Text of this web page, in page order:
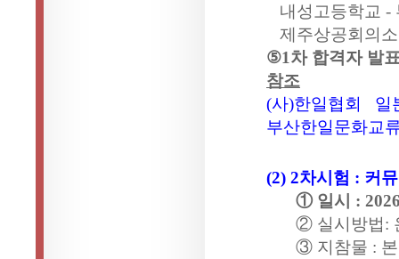
내성고등학교 -
제주상공회의소
⑤1차 합격자 발
참조
(사)한일협회
일
부산한일문화교
(2) 2차시험 : 커
① 일시
:
② 실시방법:
③ 지참물 :